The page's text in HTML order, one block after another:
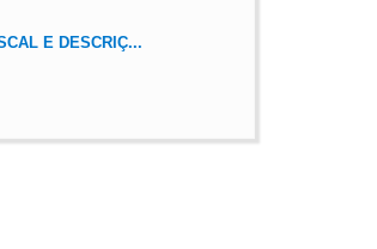
E DESCRIÇ...